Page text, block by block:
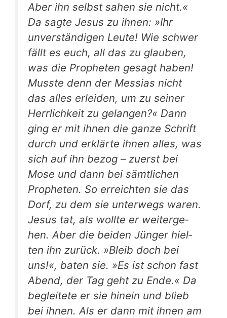
Aber ihn selbst sahen sie nicht.«
Da sag­te Jesus zu ihnen: »Ihr
unver­stän­di­gen Leu­te! Wie schwer
fällt es euch, all das zu glau­ben,
was die Pro­phe­ten gesagt haben!
Muss­te denn der Mes­si­as nicht
das alles erlei­den, um zu sei­ner
Herr­lich­keit zu gelan­gen?« Dann
ging er mit ihnen die gan­ze Schrift
durch und erklär­te ihnen alles, was
sich auf ihn bezog – zuerst bei
Mose und dann bei sämt­li­chen
Pro­phe­ten. So erreich­ten sie das
Dorf, zu dem sie unter­wegs waren.
Jesus tat, als woll­te er wei­ter­ge­
hen. Aber die bei­den Jün­ger hiel­
ten ihn zurück. »Bleib doch bei
uns!«, baten sie. »Es ist schon fast
Abend, der Tag geht zu Ende.« Da
beglei­te­te er sie hin­ein und blieb
bei ihnen. Als er dann mit ihnen am